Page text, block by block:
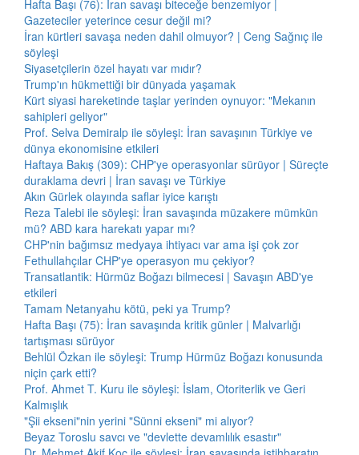
Hafta Başı (76): İran savaşı biteceğe benzemiyor |
Gazeteciler yeterince cesur değil mi?
İran kürtleri savaşa neden dahil olmuyor? | Ceng Sağnıç ile
söyleşi
Siyasetçilerin özel hayatı var mıdır?
Trump'ın hükmettiği bir dünyada yaşamak
Kürt siyasi hareketinde taşlar yerinden oynuyor: "Mekanın
sahipleri geliyor"
Prof. Selva Demiralp ile söyleşi: İran savaşının Türkiye ve
dünya ekonomisine etkileri
Haftaya Bakış (309): CHP'ye operasyonlar sürüyor | Süreçte
duraklama devri | İran savaşı ve Türkiye
Akın Gürlek olayında saflar iyice karıştı
Reza Talebi ile söyleşi: İran savaşında müzakere mümkün
mü? ABD kara harekatı yapar mı?
CHP'nin bağımsız medyaya ihtiyacı var ama işi çok zor
Fethullahçılar CHP'ye operasyon mu çekiyor?
Transatlantik: Hürmüz Boğazı bilmecesi | Savaşın ABD'ye
etkileri
Tamam Netanyahu kötü, peki ya Trump?
Hafta Başı (75): İran savaşında kritik günler | Malvarlığı
tartışması sürüyor
Behlül Özkan ile söyleşi: Trump Hürmüz Boğazı konusunda
niçin çark etti?
Prof. Ahmet T. Kuru ile söyleşi: İslam, Otoriterlik ve Geri
Kalmışlık
"Şii ekseni"nin yerini "Sünni ekseni" mi alıyor?
Beyaz Toroslu savcı ve "devlette devamlılık esastır"